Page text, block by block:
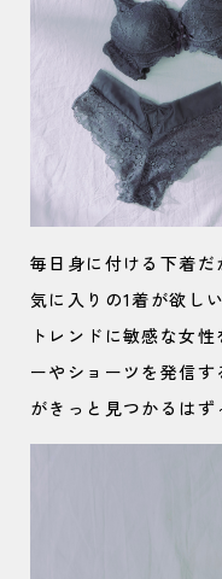
毎日身に付ける下着
気に入りの1着が欲しい
トレンドに敏感な女
ーやショーツを発信す
がきっと見つかるはず